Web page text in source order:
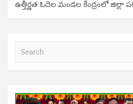
ఉత్తీర్ణత ఓదెల మండల కేంద్రంలో జిల్లా
h